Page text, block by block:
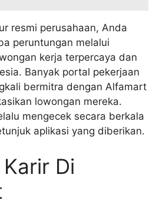
resmi perusahaan, Anda
peruntungan melalui
kerja terpercaya dan
Banyak portal pekerjaan
bermitra dengan Alfamart
lowongan mereka.
mengecek secara berkala
aplikasi yang diberikan.
Di